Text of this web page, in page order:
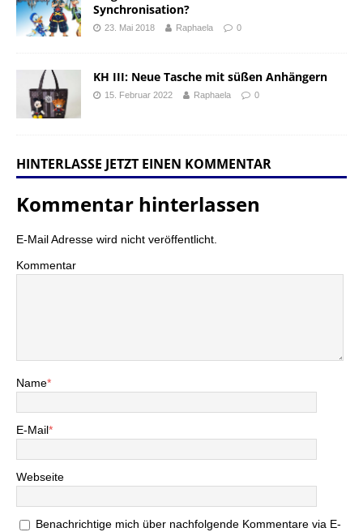
Synchronisation?
23. Mai 2018 Raphaela 0
KH III: Neue Tasche mit süßen Anhängern
15. Februar 2022 Raphaela 0
HINTERLASSE JETZT EINEN KOMMENTAR
Kommentar hinterlassen
E-Mail Adresse wird nicht veröffentlicht.
Kommentar
Name*
E-Mail*
Webseite
Benachrichtige mich über nachfolgende Kommentare via E-